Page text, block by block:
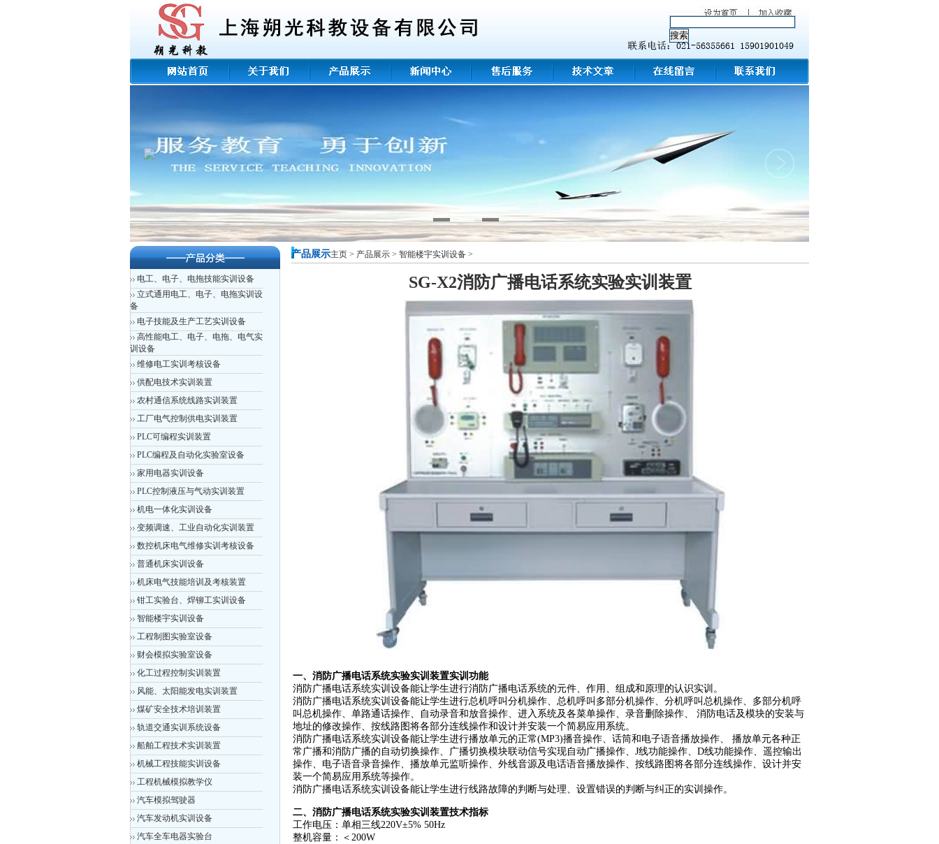
电工、电子、电拖技能实训设备
立式通用电工、电子、电拖实训设
备
电子技能及生产工艺实训设备
高性能电工、电子、电拖、电气实
训设备
维修电工实训考核设备
供配电技术实训装置
农村通信系统线路实训装置
工厂电气控制供电实训装置
PLC可编程实训装置
PLC编程及自动化实验室设备
家用电器实训设备
PLC控制液压与气动实训装置
机电一体化实训设备
变频调速、工业自动化实训装置
数控机床电气维修实训考核设备
普通机床实训设备
机床电气技能培训及考核装置
钳工实验台、焊铆工实训设备
智能楼宇实训设备
工程制图实验室设备
财会模拟实验室设备
化工过程控制实训装置
风能、太阳能发电实训装置
煤矿安全技术培训装置
轨道交通实训系统设备
船舶工程技术实训装置
机械工程技能实训设备
工程机械模拟教学仪
汽车模拟驾驶器
汽车发动机实训设备
汽车全车电器实验台
产品展示主页 > 产品展示 > 智能楼宇实训设备 >
SG-X2消防广播电话系统实验实训装置
一、消防广播电话系统实验实训装置实训功能
消防广播电话系统实训设备能让学生进行消防广播电话系统的元件、作用、组成和原理的认识实训。
消防广播电话系统实训设备能让学生进行总机呼叫分机操作、总机呼叫多部分机操作、分机呼叫总机操作、多部分机呼
叫总机操作、单路通话操作、自动录音和放音操作、进入系统及各菜单操作、录音删除操作、 消防电话及模块的安装与
地址的修改操作、按线路图将各部分连线操作和设计并安装一个简易应用系统。
消防广播电话系统实训设备能让学生进行播放单元的正常(MP3)播音操作、话筒和电子语音播放操作、 播放单元各种正
常广播和消防广播的自动切换操作、广播切换模块联动信号实现自动广播操作、J线功能操作、D线功能操作、遥控输出
操作、电子语音录音操作、播放单元监听操作、外线音源及电话语音播放操作、按线路图将各部分连线操作、设计并安
装一个简易应用系统等操作。
消防广播电话系统实训设备能让学生进行线路故障的判断与处理、设置错误的判断与纠正的实训操作。
二、消防广播电话系统实验实训装置技术指标
工作电压：单相三线220V±5% 50Hz
整机容量：＜200W